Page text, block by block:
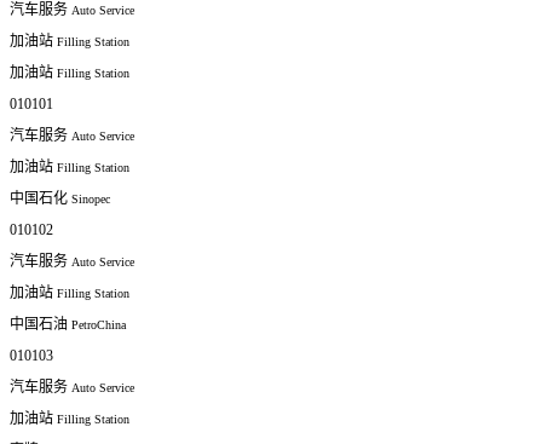
汽车服务 Auto Service
加油站 Filling Station
加油站 Filling Station
010101
汽车服务 Auto Service
加油站 Filling Station
中国石化 Sinopec
010102
汽车服务 Auto Service
加油站 Filling Station
中国石油 PetroChina
010103
汽车服务 Auto Service
加油站 Filling Station